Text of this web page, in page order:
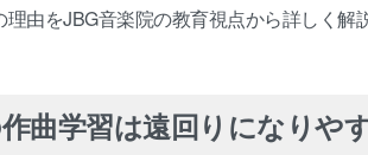
由をJBG音楽院の教育視点から詳しく解
曲学習は遠回りになりや